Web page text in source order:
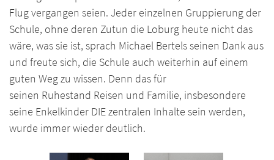
Flug vergangen seien. Jeder einzelnen Gruppierung der
Schule, ohne deren Zutun die Loburg heute nicht das
wäre, was sie ist, sprach Michael Bertels seinen Dank aus
und freute sich, die Schule auch weiterhin auf einem
guten Weg zu wissen. Denn das für
seinen Ruhestand Reisen und Familie, insbesondere
seine Enkelkinder DIE zentralen Inhalte sein werden,
wurde immer wieder deutlich.